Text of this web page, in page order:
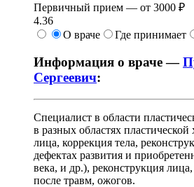
Первичный прием — от 3000 ₽
4.36
О враче
Где принимает
Информация о враче —
Сергеевич:
Специалист в области
в разных областях
лица, коррекция тела,
дефектах развития и
века, и др.), реконструкция
после травм, ожогов.